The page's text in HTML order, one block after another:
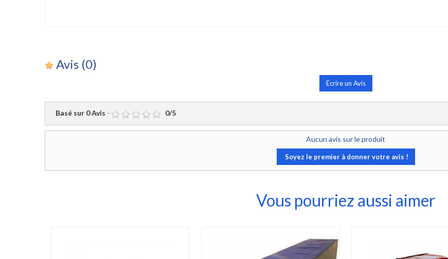
Avis (0)
Écrire un Avis
Basé sur 0Avis - 0/5
Aucun avis sur le produit
Soyez le premier à donner votre avis !
Vous pourriez aussi aimer